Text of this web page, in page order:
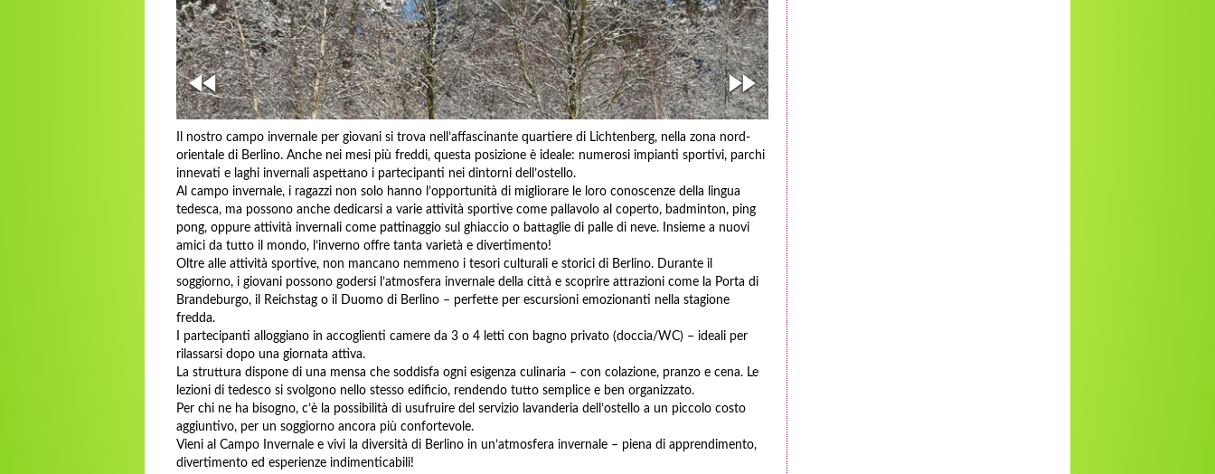
Il nostro campo invernale per giovani si trova nell’affascinante quartiere di Lichtenberg, nella zona nord-
orientale di Berlino. Anche nei mesi più freddi, questa posizione è ideale: numerosi impianti sportivi, parchi
innevati e laghi invernali aspettano i partecipanti nei dintorni dell’ostello.
Al campo invernale, i ragazzi non solo hanno l’opportunità di migliorare le loro conoscenze della lingua
tedesca, ma possono anche dedicarsi a varie attività sportive come pallavolo al coperto, badminton, ping
pong, oppure attività invernali come pattinaggio sul ghiaccio o battaglie di palle di neve. Insieme a nuovi
amici da tutto il mondo, l’inverno offre tanta varietà e divertimento!
Oltre alle attività sportive, non mancano nemmeno i tesori culturali e storici di Berlino. Durante il
soggiorno, i giovani possono godersi l’atmosfera invernale della città e scoprire attrazioni come la Porta di
Brandeburgo, il Reichstag o il Duomo di Berlino – perfette per escursioni emozionanti nella stagione
fredda.
I partecipanti alloggiano in accoglienti camere da 3 o 4 letti con bagno privato (doccia/WC) – ideali per
rilassarsi dopo una giornata attiva.
La struttura dispone di una mensa che soddisfa ogni esigenza culinaria – con colazione, pranzo e cena. Le
lezioni di tedesco si svolgono nello stesso edificio, rendendo tutto semplice e ben organizzato.
Per chi ne ha bisogno, c’è la possibilità di usufruire del servizio lavanderia dell’ostello a un piccolo costo
aggiuntivo, per un soggiorno ancora più confortevole.
Vieni al Campo Invernale e vivi la diversità di Berlino in un’atmosfera invernale – piena di apprendimento,
divertimento ed esperienze indimenticabili!